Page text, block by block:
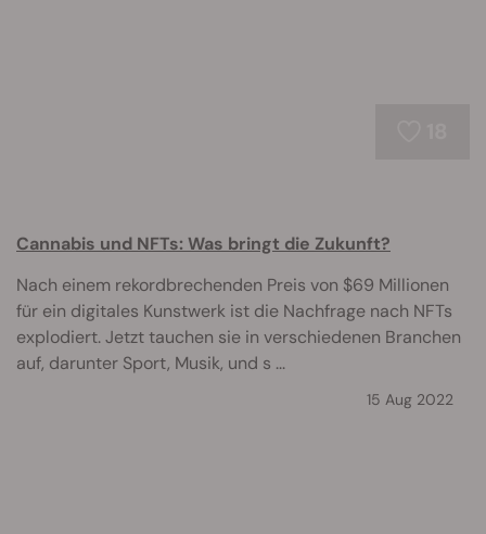
Cannabis und NFTs: Was bringt die Zukunft?
Nach einem rekordbrechenden Preis von $69 Millionen
für ein digitales Kunstwerk ist die Nachfrage nach NFTs
explodiert. Jetzt tauchen sie in verschiedenen Branchen
auf, darunter Sport, Musik, und s ...
15 Aug 2022